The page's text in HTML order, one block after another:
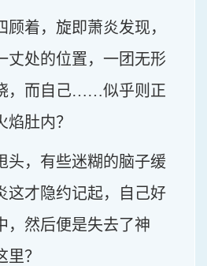
顾着，旋即萧炎发现，
丈处的位置，一团无形
，而自己……似乎则正
肚内？
头，有些迷糊的脑子缓
这才隐约记起，自己好
，然后便是失去了神
？